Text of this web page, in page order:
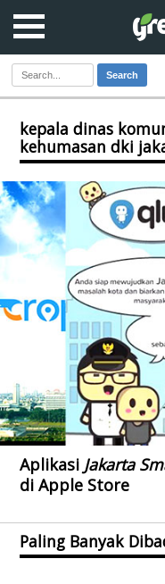
Search
kepala dinas
kehumasan dki
Aplikasi Jakarta
di Apple Store
Paling Banyak